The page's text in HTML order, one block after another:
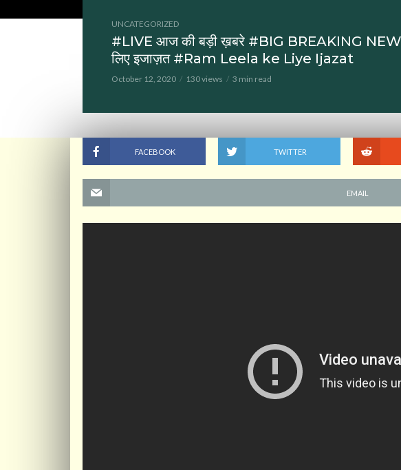
UNCATEGORIZED
#LIVE आज की बड़ी ख़बरे #BIG BREAKING
लिए इजाज़त #Ram Leela ke Liye Ijazat
October 12, 2020 130 views 3 min read
FACEBOOK TWITTER
EMAIL